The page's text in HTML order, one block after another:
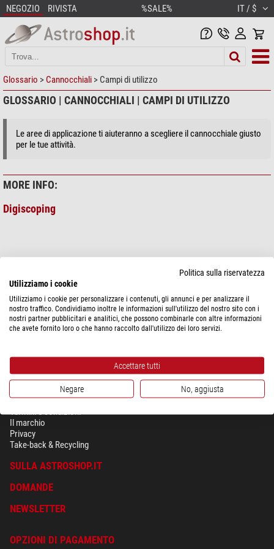
NEGOZIO RIVISTA %SALE% IT / $
Glossario > Cannocchiali > Campi di utilizzo
GLOSSARIO | CANNOCCHIALI | CAMPI DI UTILIZZO
Le aree di applicazione ti aiuteranno a scegliere il cannocchiale giusto
per le tue attività.
MORE INFO:
Digiscoping
SICUREZZA & PRIVACY
Termini e condizioni
Il marchio
Privacy
Take-back & Recycling
SULLA ASTROSHOP.IT
DOMANDE
NEWSLETTER
OPZIONI DI PAGAMENTO
Politica sulla riservatezza
Utilizziamo i cookie
Utilizziamo i cookie per personalizzare i contenuti, gli annunci e per analizzare il
nostro traffico. Condividiamo inoltre le informazioni sull'utilizzo del nostro sito con i
nostri partner pubblicitari e analitici, che possono combinarle con altre informazioni
che avete fornito loro o che hanno raccolto dall'utilizzo dei loro servizi.
Accettare tutti
Negare No, aggiusta